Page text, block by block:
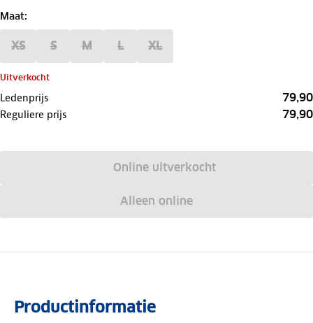
Maat:
XS S M L XL
Uitverkocht
Ledenprijs 79,90
Reguliere prijs 79,90
Online uitverkocht
Alleen online
Productinformatie